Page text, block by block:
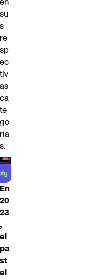
su
s
re
sp
ec
tiv
as
ca
te
go
ría
s.
En
20
23
,
el
pa
st
el